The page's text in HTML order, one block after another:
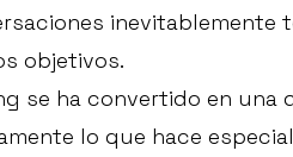
inevitablemente
objetivos.
se ha convertido en una
lo que hace